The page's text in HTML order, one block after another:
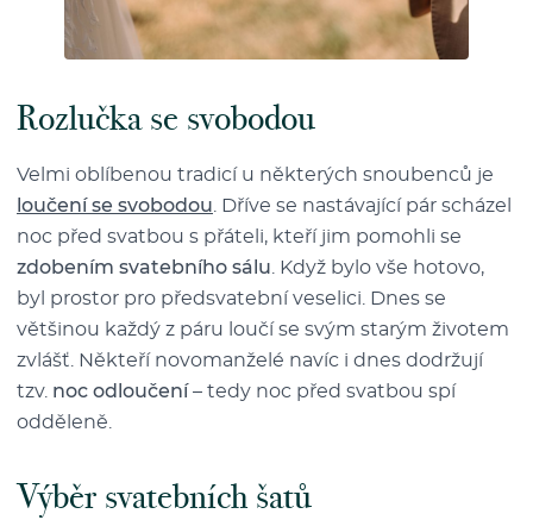
Rozlučka se svobodou
Velmi oblíbenou tradicí u některých snoubenců je
loučení se svobodou . Dříve se nastávající pár scházel
noc před svatbou s přáteli, kteří jim pomohli se
zdobením svatebního sálu . Když bylo vše hotovo,
byl prostor pro předsvatební veselici. Dnes se
většinou každý z páru loučí se svým starým životem
zvlášť. Někteří novomanželé navíc i dnes dodržují
tzv. noc odloučení – tedy noc před svatbou spí
odděleně.
Výběr svatebních šatů